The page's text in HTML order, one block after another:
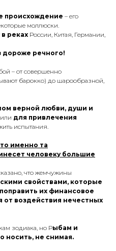
происхождение – его
моллюски.
в реках России, Китая, Германии,
дороже речного!
– от совершенно
барокко) до шарообразной,
верной любви, души и
для привлечения
испытания.
то именно та
человеку большие
что жемчужины
свойствами, которые
их финансовое
от воздействия нечестных
зодиака, но Рыбам и
носить, не снимая.